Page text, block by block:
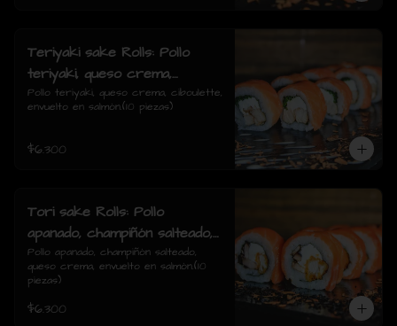
Teriyaki sake Rolls: Pollo
teriyaki, queso crema,
ciboulette, envuelto en
salmón.
Pollo teriyaki, queso crema, ciboulette,
envuelto en salmón.(10 piezas)
$6.300
Tori sake Rolls: Pollo
apanado, champiñón salteado,
queso crema, envuelto en
salmón.
Pollo apanado, champiñón salteado,
queso crema, envuelto en salmón.(10
piezas)
$6.300